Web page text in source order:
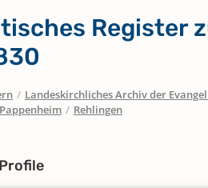
Register
/ Landeskirchliches Archiv der
/ Rehlingen